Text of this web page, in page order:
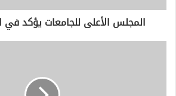
ر
ي
المجلس الأعلى للجامعات يؤكد في